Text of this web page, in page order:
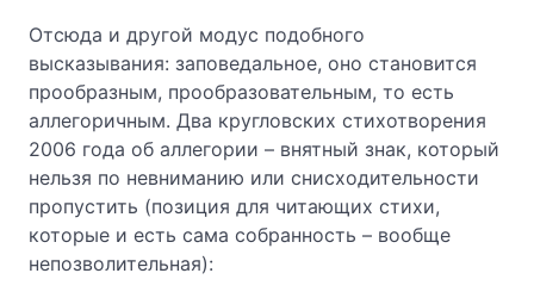
Отсюда и другой модус подобного
высказывания: заповедальное, оно становится
прообразным, прообразовательным, то есть
аллегоричным. Два кругловских стихотворения
2006 года об аллегории – внятный знак, который
нельзя по невниманию или снисходительности
пропустить (позиция для читающих стихи,
которые и есть сама собранность – вообще
непозволительная):